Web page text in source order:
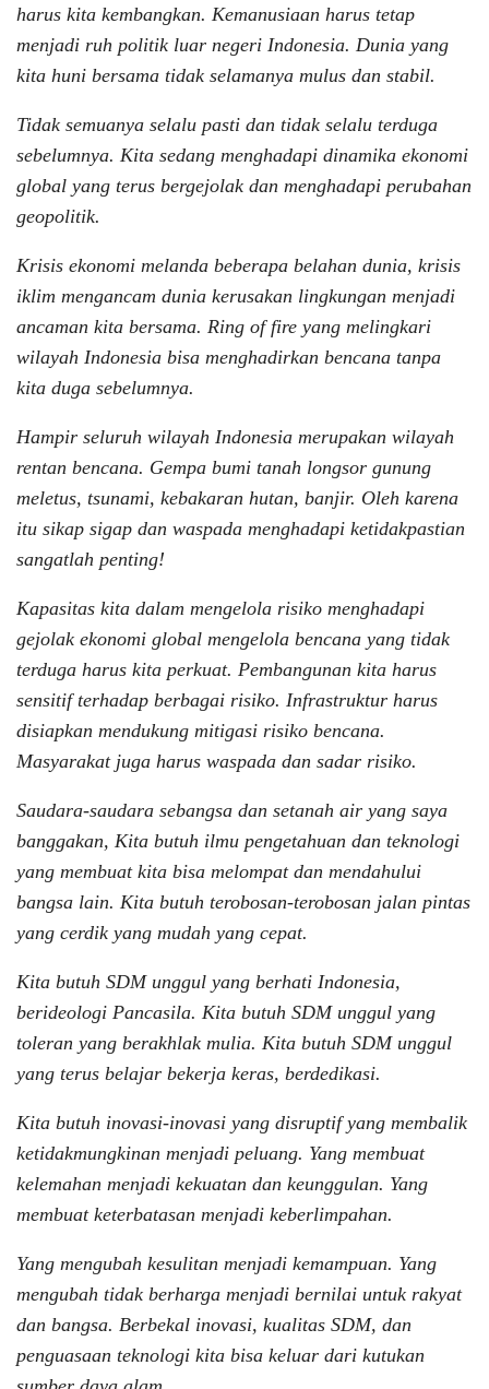
harus kita kembangkan. Kemanusiaan harus tetap
menjadi ruh politik luar negeri Indonesia. Dunia yang
kita huni bersama tidak selamanya mulus dan stabil.
Tidak semuanya selalu pasti dan tidak selalu terduga
sebelumnya. Kita sedang menghadapi dinamika ekonomi
global yang terus bergejolak dan menghadapi perubahan
geopolitik.
Krisis ekonomi melanda beberapa belahan dunia, krisis
iklim mengancam dunia kerusakan lingkungan menjadi
ancaman kita bersama. Ring of fire yang melingkari
wilayah Indonesia bisa menghadirkan bencana tanpa
kita duga sebelumnya.
Hampir seluruh wilayah Indonesia merupakan wilayah
rentan bencana. Gempa bumi tanah longsor gunung
meletus, tsunami, kebakaran hutan, banjir. Oleh karena
itu sikap sigap dan waspada menghadapi ketidakpastian
sangatlah penting!
Kapasitas kita dalam mengelola risiko menghadapi
gejolak ekonomi global mengelola bencana yang tidak
terduga harus kita perkuat. Pembangunan kita harus
sensitif terhadap berbagai risiko. Infrastruktur harus
disiapkan mendukung mitigasi risiko bencana.
Masyarakat juga harus waspada dan sadar risiko.
Saudara-saudara sebangsa dan setanah air yang saya
banggakan, Kita butuh ilmu pengetahuan dan teknologi
yang membuat kita bisa melompat dan mendahului
bangsa lain. Kita butuh terobosan-terobosan jalan pintas
yang cerdik yang mudah yang cepat.
Kita butuh SDM unggul yang berhati Indonesia,
berideologi Pancasila. Kita butuh SDM unggul yang
toleran yang berakhlak mulia. Kita butuh SDM unggul
yang terus belajar bekerja keras, berdedikasi.
Kita butuh inovasi-inovasi yang disruptif yang membalik
ketidakmungkinan menjadi peluang. Yang membuat
kelemahan menjadi kekuatan dan keunggulan. Yang
membuat keterbatasan menjadi keberlimpahan.
Yang mengubah kesulitan menjadi kemampuan. Yang
mengubah tidak berharga menjadi bernilai untuk rakyat
dan bangsa. Berbekal inovasi, kualitas SDM, dan
penguasaan teknologi kita bisa keluar dari kutukan